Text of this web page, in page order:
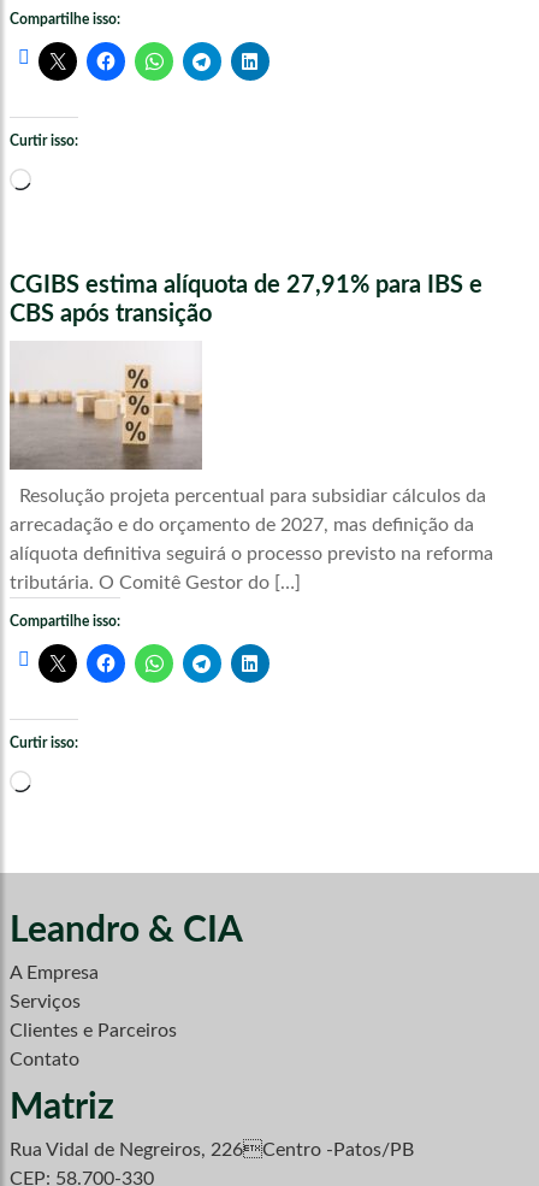
Compartilhe isso:
Curtir isso:
Carregando...
CGIBS estima alíquota de 27,91% para IBS e
CBS após transição
Resolução projeta percentual para subsidiar cálculos da
arrecadação e do orçamento de 2027, mas definição da
alíquota definitiva seguirá o processo previsto na reforma
tributária. O Comitê Gestor do […]
Compartilhe isso:
Curtir isso:
Carregando...
Leandro & CIA
A Empresa
Serviços
Clientes e Parceiros
Contato
Matriz
Rua Vidal de Negreiros, 226Centro -Patos/PB
CEP: 58.700-330